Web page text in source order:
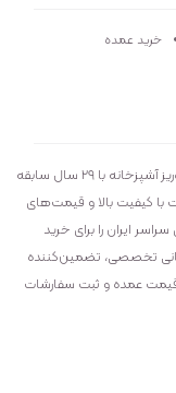
خرید عمده
لوکس کالا: تامین‌کننده اصلی و عمده‌فروش ابزار و خرده‌ریز آشپزخانه با ۲۹ سال سابقه
با کیفیت بالا و قیمت‌های
ایران را برای خرید
تخصصی، تضمین‌کننده
عمده و ثبت سفارشات